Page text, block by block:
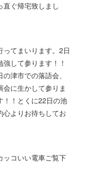
直ぐ帰宅致しまし
てまいります。2日
して参ります！！
津市での落語会、
に生かして参りま
！！とくに22日の池
心よりお待ちしてお
ッコいい電車ご覧下